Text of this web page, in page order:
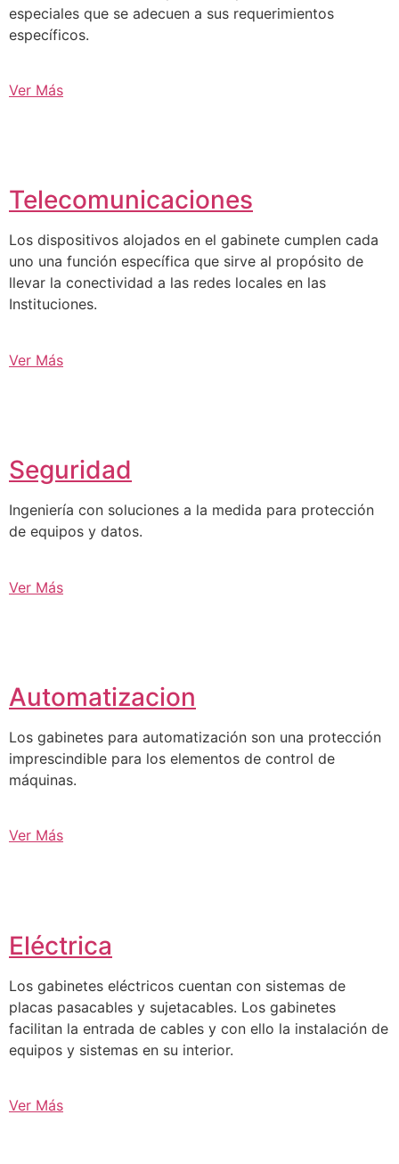
especiales que se adecuen a sus requerimientos
específicos.
Ver Más
Telecomunicaciones
Los dispositivos alojados en el gabinete cumplen cada
uno una función específica que sirve al propósito de
llevar la conectividad a las redes locales en las
Instituciones.
Ver Más
Seguridad
Ingeniería con soluciones a la medida para protección
de equipos y datos.
Ver Más
Automatizacion
Los gabinetes para automatización son una protección
imprescindible para los elementos de control de
máquinas.
Ver Más
Eléctrica
Los gabinetes eléctricos cuentan con sistemas de
placas pasacables y sujetacables. Los gabinetes
facilitan la entrada de cables y con ello la instalación de
equipos y sistemas en su interior.
Ver Más